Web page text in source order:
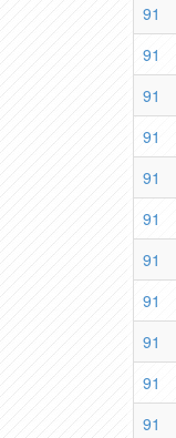
91
91
91
91
91
91
91
91
91
91
91